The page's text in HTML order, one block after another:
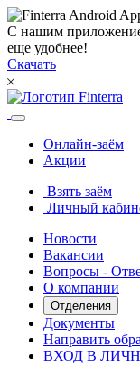
С нашим
еще удобнее!
Скачать
Онлайн-заём
Акции
Взять заём
Личный
Новости
Вакансии
Вопросы -
О компании
Отделения
Документы
Направить
ВХОД В